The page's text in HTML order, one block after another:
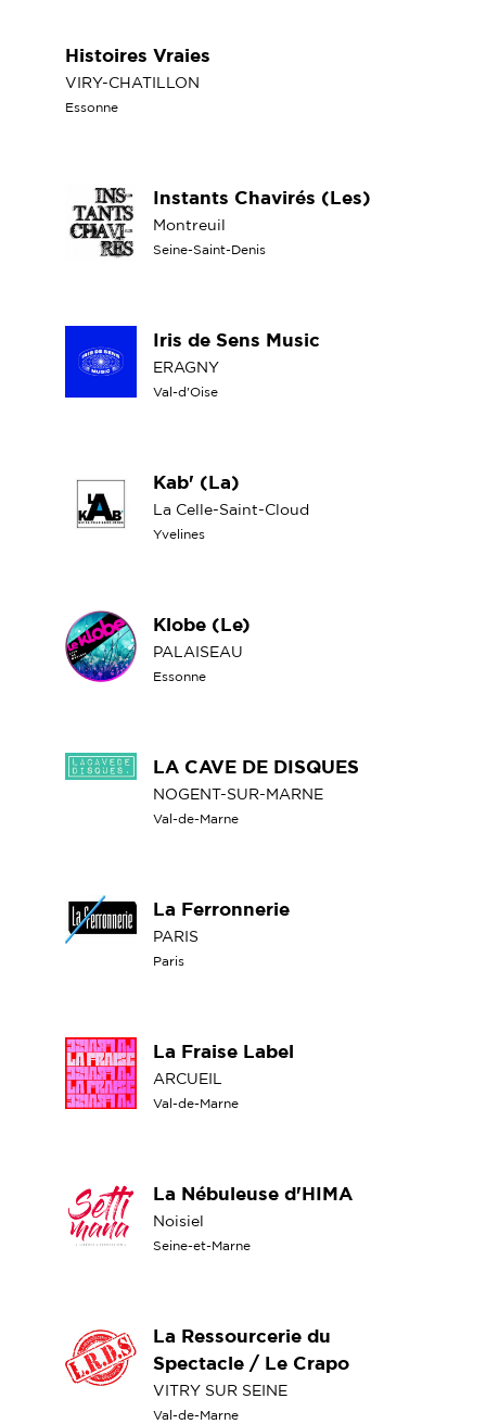
Histoires Vraies
VIRY-CHATILLON
Essonne
Instants Chavirés (Les)
Montreuil
Seine-Saint-Denis
Iris de Sens Music
ERAGNY
Val-d'Oise
Kab' (La)
La Celle-Saint-Cloud
Yvelines
Klobe (Le)
PALAISEAU
Essonne
LA CAVE DE DISQUES
NOGENT-SUR-MARNE
Val-de-Marne
La Ferronnerie
PARIS
Paris
La Fraise Label
ARCUEIL
Val-de-Marne
La Nébuleuse d'HIMA
Noisiel
Seine-et-Marne
La Ressourcerie du
Spectacle / Le Crapo
VITRY SUR SEINE
Val-de-Marne